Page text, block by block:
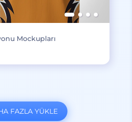
Mockupları
FAZLA YÜKLE